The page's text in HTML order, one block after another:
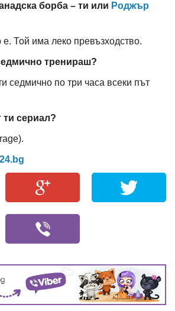
борба – ти или Роджър
Той има леко превъзходство.
тренираш?
седмично по три часа всеки път
сериал?